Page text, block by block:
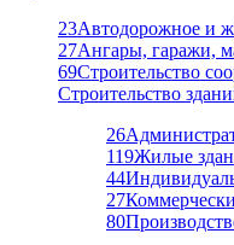
23Автодорожное и
27Ангары, гаражи,
69Строительство
Строительство
26
119Жилые
44
27
80